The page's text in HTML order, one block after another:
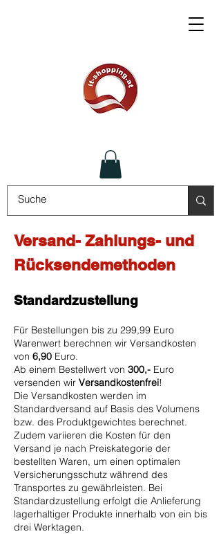
Versand- Zahlungs- und
Rücksendemethoden
Standardzustellung
Für Bestellungen bis zu 299,99 Euro
Warenwert berechnen wir Versandkosten
von 6,90 Euro.
Ab einem Bestellwert von 300,- Euro
versenden wir Versandkostenfrei!
Die Versandkosten werden im
Standardversand auf Basis des Volumens
bzw. des Produktgewichtes berechnet.
Zudem variieren die Kosten für den
Versand je nach Preiskategorie der
bestellten Waren, um einen optimalen
Versicherungsschutz während des
Transportes zu gewährleisten. Bei
Standardzustellung erfolgt die Anlieferung
lagerhaltiger Produkte innerhalb von ein bis
drei Werktagen.